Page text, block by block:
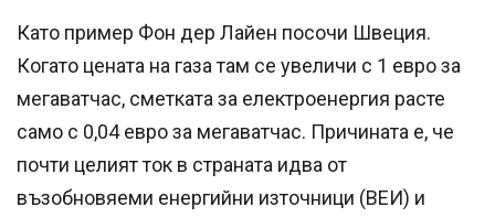
Като пример Фон дер Лайен посочи Швеция.
Когато цената на газа там се увеличи с 1 евро за
мегаватчас, сметката за електроенергия расте
само с 0,04 евро за мегаватчас. Причината е, че
почти целият ток в страната идва от
възобновяеми енергийни източници (ВЕИ) и